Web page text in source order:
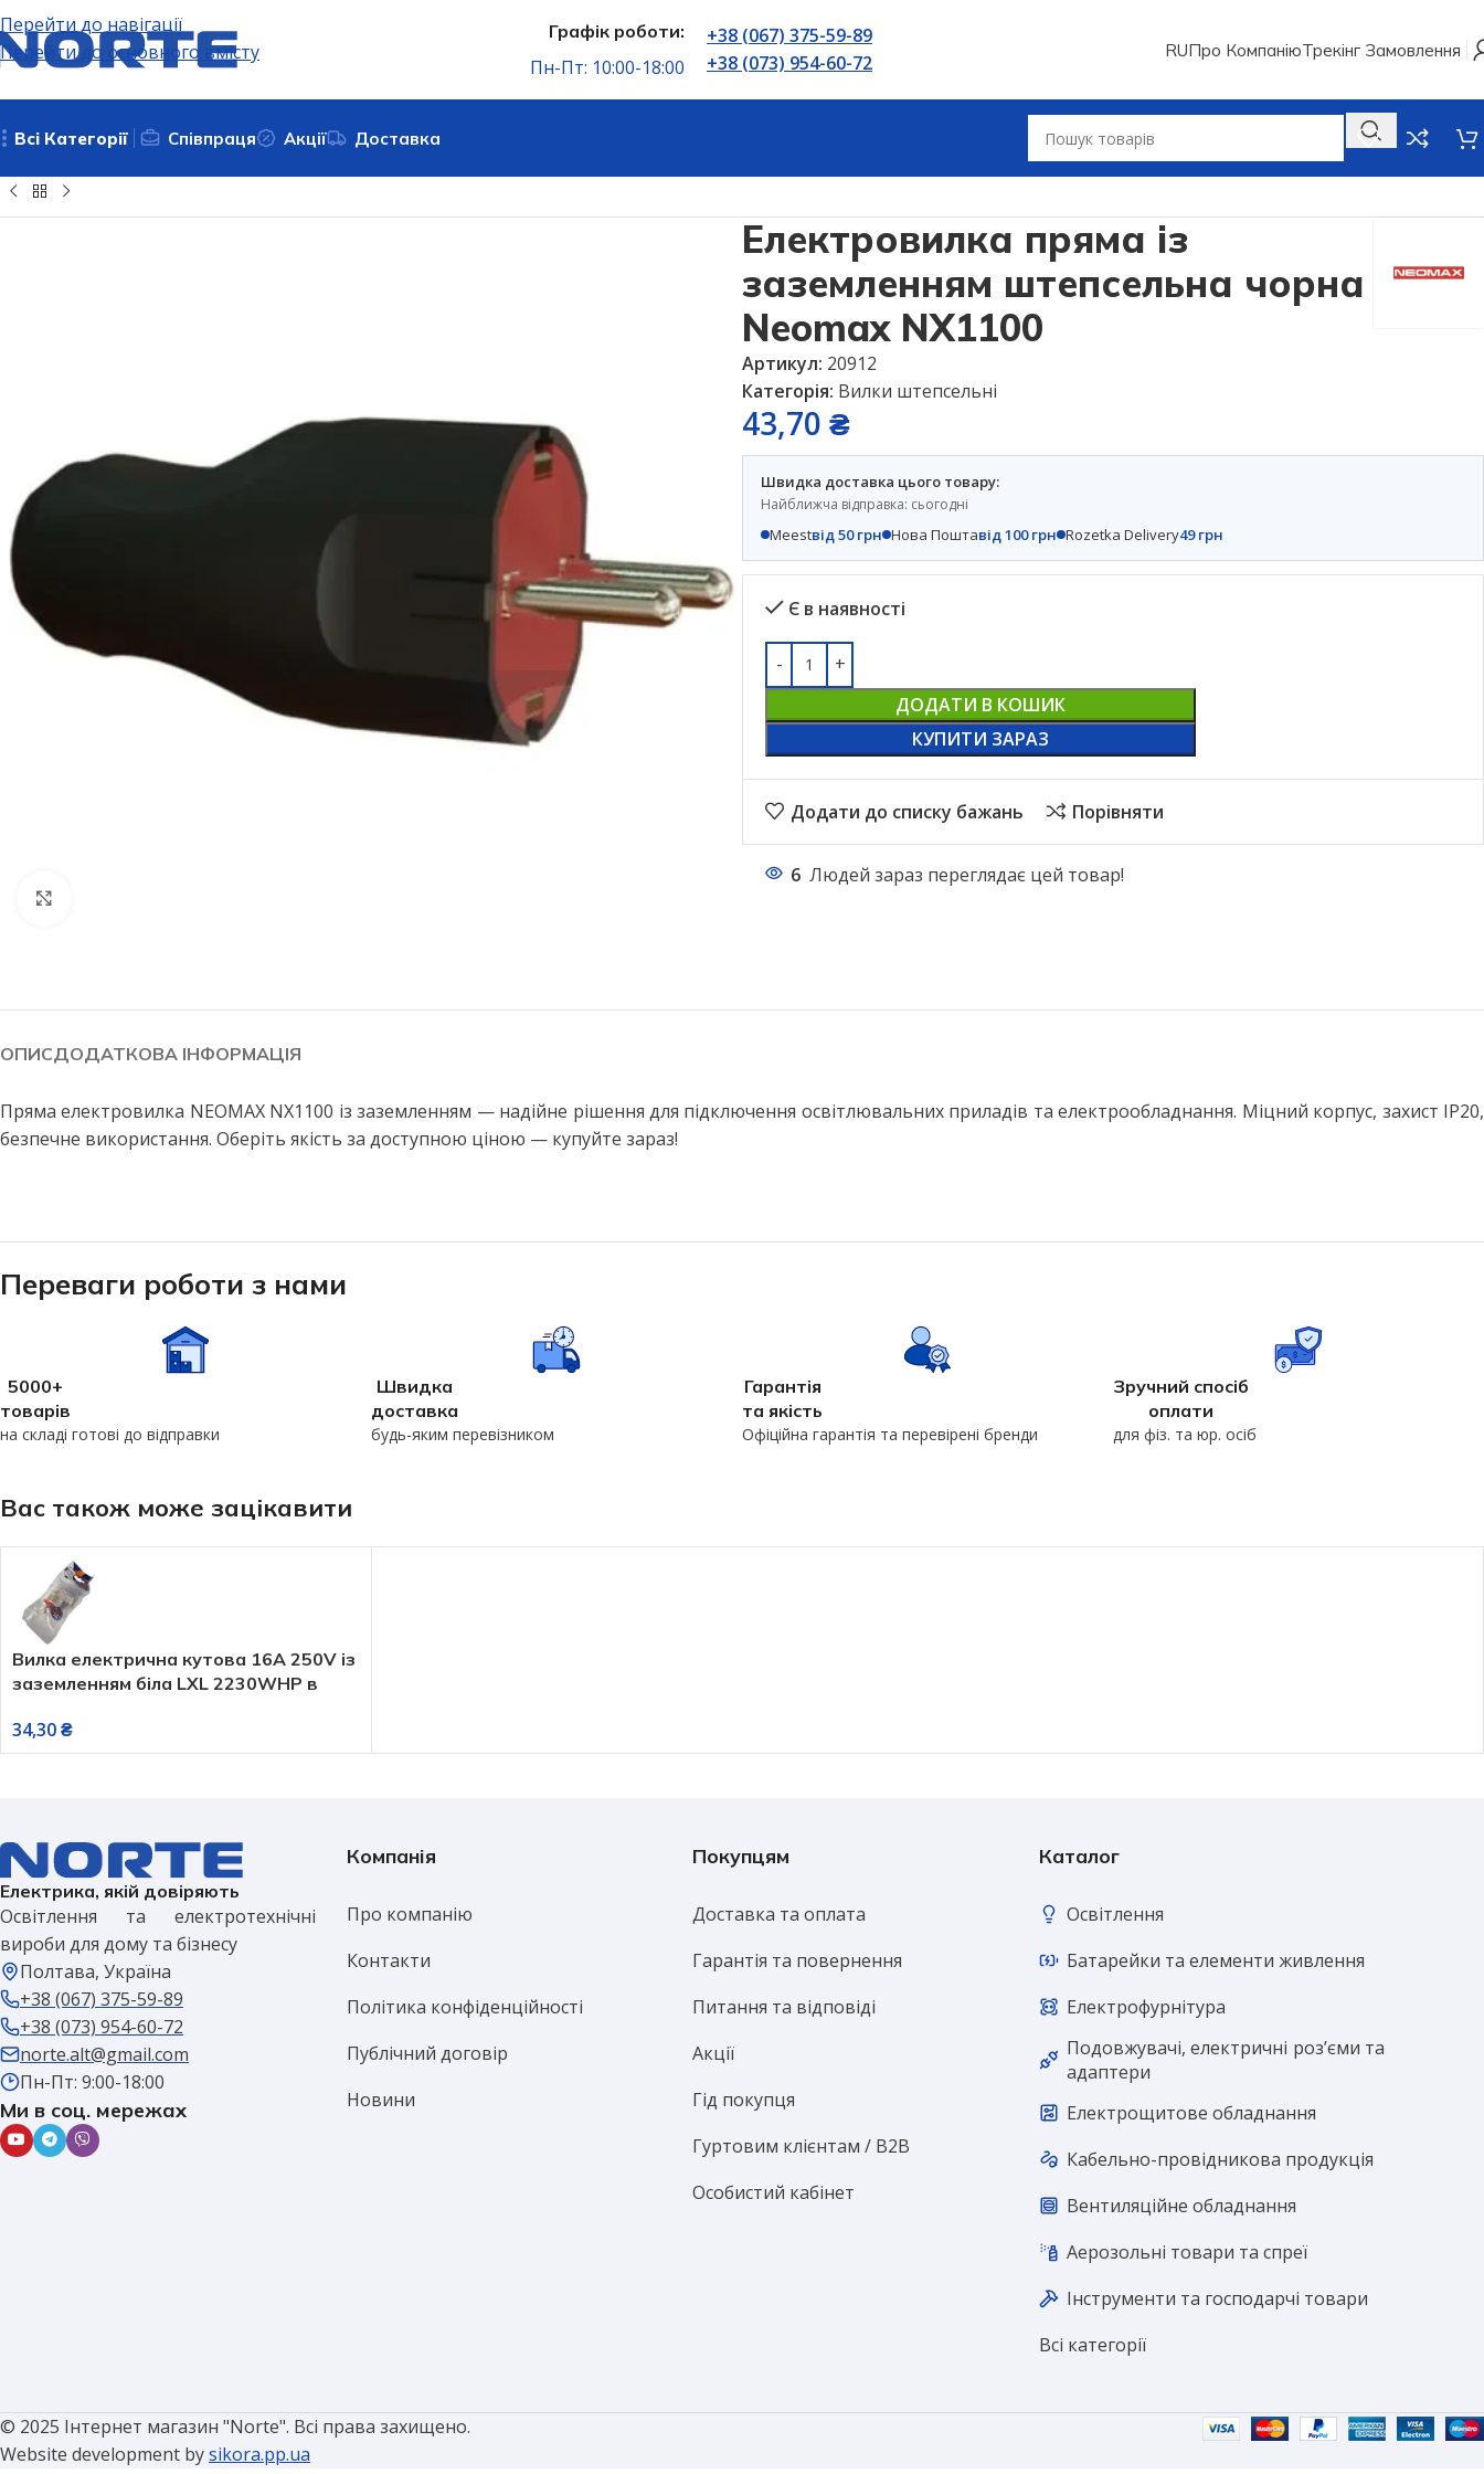
Перейти до навігації
Перейти до основного вмісту
Графік роботи:
Пн-Пт: 10:00-18:00
+38 (067) 375-59-89
+38 (073) 954-60-72
RUПро КомпаніюТрекінг Замовлення
Всі Категорії
Промислові лампи
Інфрачервоні лампи
Вуличні ліхтарі
ДАТЧИКИ РУХУ ТА
ОСВІТЛЕННЯ
Точкові світильники
Підвісні світильники
LED панелі армстронг
Промислові світильники підвісні
Ручні ліхтарі
Переносні лампи
LED модулі
Співпраця Акції Доставка
Електровилка пряма із заземленням штепсельна чорна Neomax NX1100
Електровилка пряма із
заземленням штепсельна чорна
Neomax NX1100
Артикул: 20912
Категорія: Вилки штепсельні
43,70 ₴
Швидка доставка цього товару:
Найближча відправка: сьогодні
Meestвід 50 грн Нова Поштавід 100 грн Rozetka Delivery49 грн
Є в наявності
ДОДАТИ В КОШИК
КУПИТИ ЗАРАЗ
Додати до списку бажань Порівняти
6 Людей зараз переглядає цей товар!
ОПИСДОДАТКОВА ІНФОРМАЦІЯ
Пряма електровилка NEOMAX NX1100 із заземленням — надійне рішення для підключення освітлювальних приладів та електрообладнання. Міцний корпус, захист IP20,
безпечне використання. Оберіть якість за доступною ціною — купуйте зараз!
Переваги роботи з нами
5000+
товарів
на складі готові до відправки
Швидка
доставка
будь-яким перевізником
Гарантія
та якість
Офіційна гарантія та перевірені бренди
Зручний спосіб
оплати
для фіз. та юр. осіб
Вас також може зацікавити
Вилка електрична кутова 16А 250V із
заземленням біла LXL 2230WHP в
34,30₴
Електрика, якій довіряють
Освітлення та електротехнічні
вироби для дому та бізнесу
Полтава, Україна
+38 (067) 375-59-89
+38 (073) 954-60-72
norte.alt@gmail.com
Пн-Пт: 9:00-18:00
Ми в соц. мережах
Компанія
Про компанію
Контакти
Політика конфіденційності
Публічний договір
Новини
Покупцям
Доставка та оплата
Гарантія та повернення
Питання та відповіді
Акції
Гід покупця
Гуртовим клієнтам / B2B
Особистий кабінет
Каталог
Освітлення
Батарейки та елементи живлення
Електрофурнітура
Подовжувачі, електричні розʼєми та
адаптери
Електрощитове обладнання
Кабельно-провідникова продукція
Вентиляційне обладнання
Аерозольні товари та спреї
Інструменти та господарчі товари
Всі категорії
© 2025 Інтернет магазин "Norte". Всі права захищено.
Website development bysikora.pp.ua